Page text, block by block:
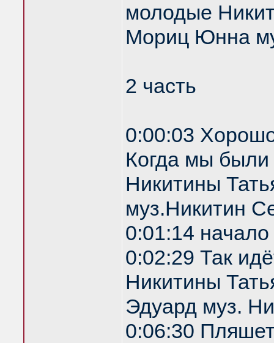
молодые
Мориц Юнна
2 часть
0:00:03
Когда мы
Никитины
муз.Никитин
0:01:14 начало
0:02:29 Так
Никитины
Эдуард муз.
0:06:30